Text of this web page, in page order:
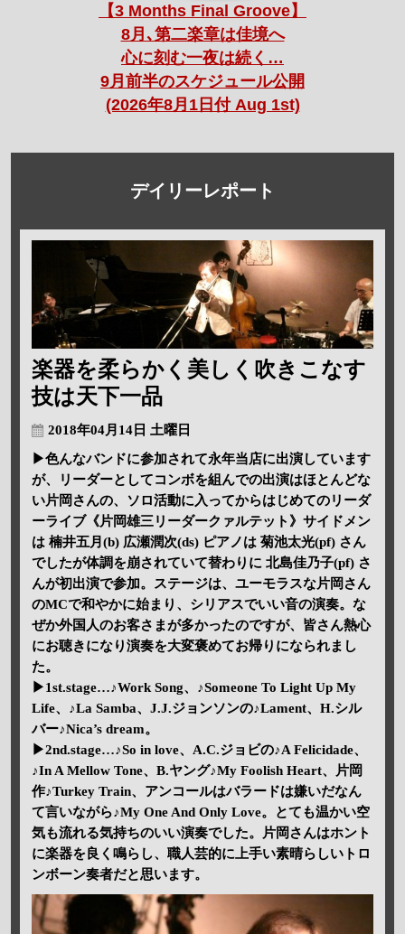
【3 Months Final Groove】
8月､第二楽章は佳境へ
心に刻む一夜は続く…
9月前半のスケジュール公開
(2026年8月1日付 Aug 1st)
デイリーレポート
楽器を柔らかく美しく吹きこなす
技は天下一品
2018年04月14日 土曜日
▶色んなバンドに参加されて永年当店に出演しています
が、リーダーとしてコンボを組んでの出演はほとんどな
い片岡さんの、ソロ活動に入ってからはじめてのリーダ
ーライブ《片岡雄三リーダークァルテット》サイドメン
は 楠井五月(b) 広瀬潤次(ds) ピアノは 菊池太光(pf) さん
でしたが体調を崩されていて替わりに 北島佳乃子(pf) さ
んが初出演で参加。ステージは、ユーモラスな片岡さん
のMCで和やかに始まり、シリアスでいい音の演奏。な
ぜか外国人のお客さまが多かったのですが、皆さん熱心
にお聴きになり演奏を大変褒めてお帰りになられまし
た。
▶1st.stage…♪Work Song、♪Someone To Light Up My
Life、♪La Samba、J.J.ジョンソンの♪Lament、H.シル
バー♪Nica’s dream。
▶2nd.stage…♪So in love、A.C.ジョビの♪A Felicidade、
♪In A Mellow Tone、B.ヤング♪My Foolish Heart、片岡
作♪Turkey Train、アンコールはバラードは嫌いだなん
て言いながら♪My One And Only Love。とても温かい空
気も流れる気持ちのいい演奏でした。片岡さんはホント
に楽器を良く鳴らし、職人芸的に上手い素晴らしいトロ
ンボーン奏者だと思います。